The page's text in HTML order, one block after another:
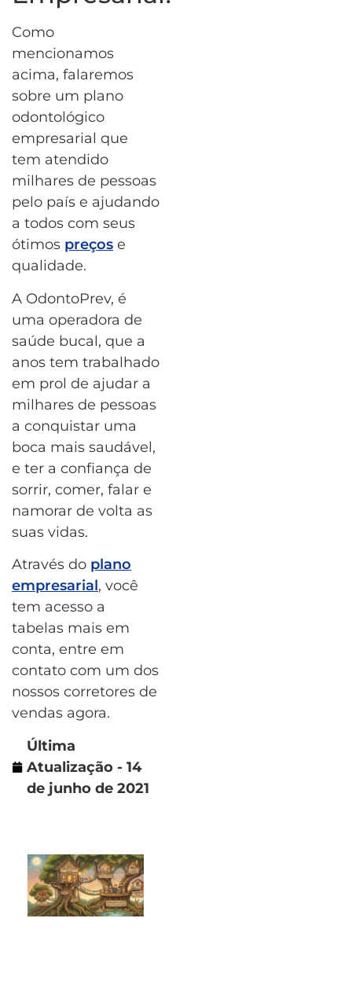
Como
mencionamos
acima, falaremos
sobre um plano
odontológico
empresarial que
tem atendido
milhares de pessoas
pelo país e ajudando
a todos com seus
ótimos preços e
qualidade.
A OdontoPrev, é
uma operadora de
saúde bucal, que a
anos tem trabalhado
em prol de ajudar a
milhares de pessoas
a conquistar uma
boca mais saudável,
e ter a confiança de
sorrir, comer, falar e
namorar de volta as
suas vidas.
Através do plano
empresarial, você
tem acesso a
tabelas mais em
conta, entre em
contato com um dos
nossos corretores de
vendas agora.
Última
Atualização - 14
de junho de 2021